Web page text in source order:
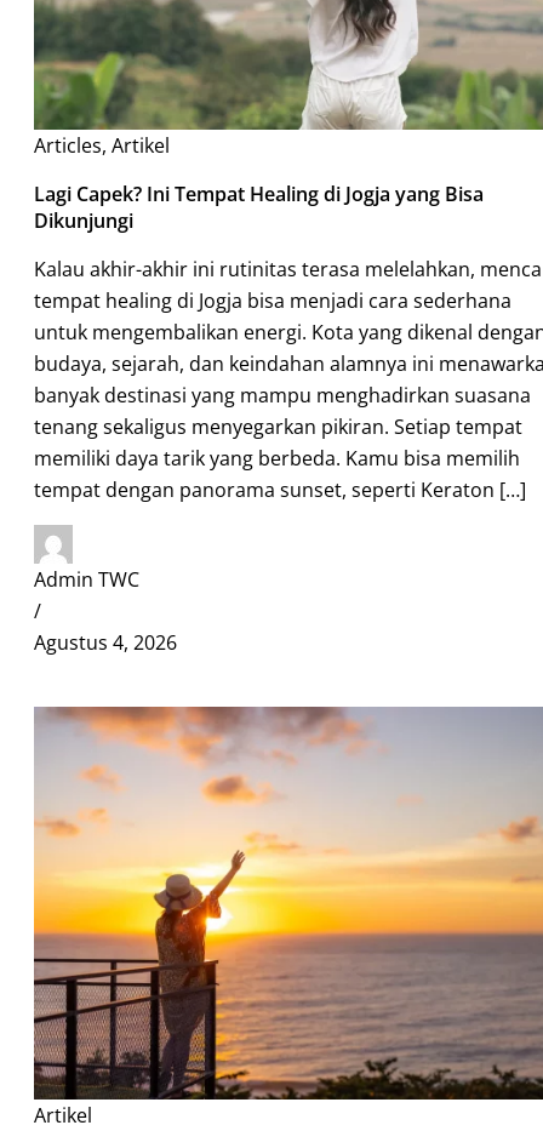
Articles, Artikel
Lagi Capek? Ini Tempat Healing di Jogja yang Bisa
Dikunjungi
Kalau akhir-akhir ini rutinitas terasa melelahkan,
tempat healing di Jogja bisa menjadi cara sederhana
untuk mengembalikan energi. Kota yang dikenal
budaya, sejarah, dan keindahan alamnya ini
banyak destinasi yang mampu menghadirkan suasana
tenang sekaligus menyegarkan pikiran. Setiap tempat
memiliki daya tarik yang berbeda. Kamu bisa memilih
tempat dengan panorama sunset, seperti Keraton […]
Admin TWC
/
Agustus 4, 2026
Artikel